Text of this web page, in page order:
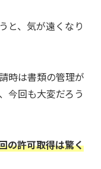
と、気が遠くなり
時は書類の管理が
今回も大変だろう
の許可取得は驚く